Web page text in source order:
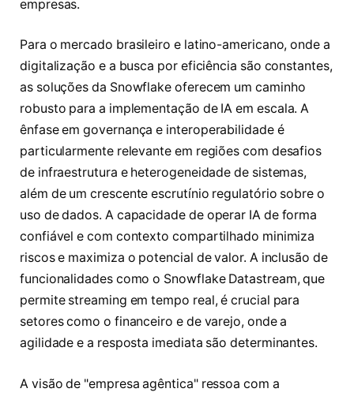
empresas.
Para o mercado brasileiro e latino-americano, onde a
digitalização e a busca por eficiência são constantes,
as soluções da Snowflake oferecem um caminho
robusto para a implementação de IA em escala. A
ênfase em governança e interoperabilidade é
particularmente relevante em regiões com desafios
de infraestrutura e heterogeneidade de sistemas,
além de um crescente escrutínio regulatório sobre o
uso de dados. A capacidade de operar IA de forma
confiável e com contexto compartilhado minimiza
riscos e maximiza o potencial de valor. A inclusão de
funcionalidades como o Snowflake Datastream, que
permite streaming em tempo real, é crucial para
setores como o financeiro e de varejo, onde a
agilidade e a resposta imediata são determinantes.
A visão de "empresa agêntica" ressoa com a